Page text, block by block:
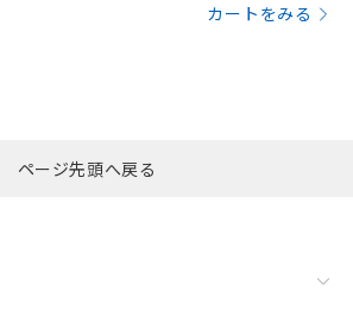
カートをみる
ページ先頭へ戻る